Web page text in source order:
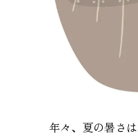
年々、夏の暑さ